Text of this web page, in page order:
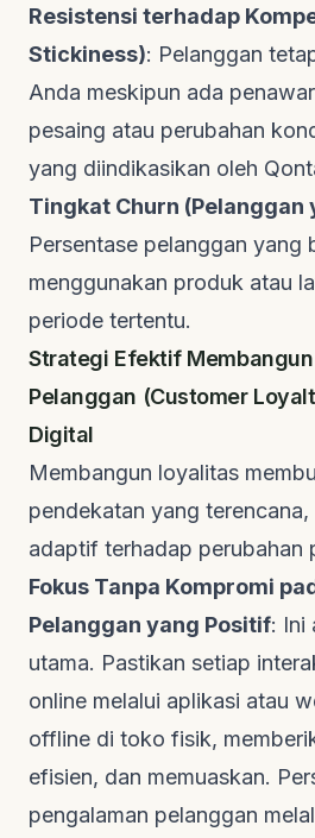
Resistensi terhadap
Stickiness): Pelanggan
Anda meskipun ada
pesaing atau perubahan
yang diindikasikan oleh
Tingkat Churn (Pelanggan
Persentase pelanggan yang
menggunakan produk atau
periode tertentu.
Strategi Efektif
Pelanggan (Customer
Digital
Membangun loyalitas
pendekatan yang
adaptif terhadap perubahan
Fokus Tanpa Kompromi
Pelanggan yang Positif: Ini
utama. Pastikan setiap
online melalui aplikasi atau
offline di toko fisik,
efisien, dan memuaskan.
pengalaman pelanggan